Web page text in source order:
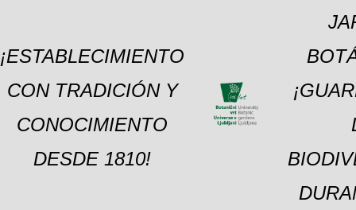
¡ESTABLECIMIENTO
CON TRADICIÓN Y
CONOCIMIENTO
DESDE 1810!